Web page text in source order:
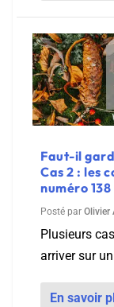
Faut-il
Cas 2 : les
numéro 138
Posté par Olivier
Plusieurs
arriver sur
En savoir